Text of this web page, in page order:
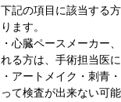
下記の項目に該当する
ります。
・心臓ペースメーカー
れる方は、手術担当医
・アートメイク・刺青
って検査が出来ない可